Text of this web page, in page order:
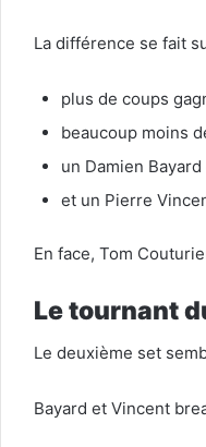
La différence se fait
plus de coups
beaucoup moins
un Damien
et un Pierre
En face, Tom
Le tournant
Le deuxième set
Bayard et Vincent